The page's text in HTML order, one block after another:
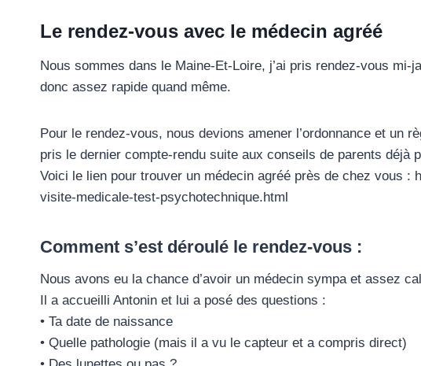
Le rendez-vous avec le médecin agréé
Nous sommes dans le Maine-Et-Loire, j’ai pris rendez-vous
donc assez rapide quand même.
Pour le rendez-vous, nous devions amener l’ordonnance et un
pris le dernier compte-rendu suite aux conseils de parents déjà
Voici le lien pour trouver un médecin agréé près de chez vous :
visite-medicale-test-psychotechnique.html
Comment s’est déroulé le rendez-vous :
Nous avons eu la chance d’avoir un médecin sympa et assez
Il a accueilli Antonin et lui a posé des questions :
• Ta date de naissance
• Quelle pathologie (mais il a vu le capteur et a compris direct)